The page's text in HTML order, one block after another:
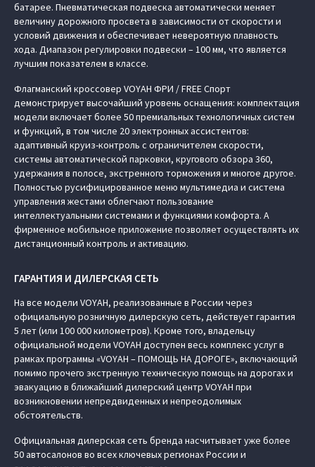
батарее. Пневматическая подвеска автоматически меняет
величину дорожного просвета в зависимости от скорости и
условий движения и обеспечивает невероятную плавность
хода. Диапазон регулировки подвески – 100 мм, что является
лучшим показателем в классе.
Флагманский кроссовер VOYAH ФРИ / FREE Спорт
демонстрирует высочайший уровень оснащения: комплектация
модели включает более 50 премиальных технологичных систем
и функций, в том числе 20 электронных ассистентов:
адаптивный круиз-контроль с ограничителем скорости,
системы автоматической парковки, кругового обзора 360,
удержания в полосе, экстренного торможения и многое другое.
Полностью русифицированное меню мультимедиа и система
управления жестами облегчают пользование
интеллектуальными системами и функциями комфорта. А
фирменное мобильное приложение позволяет осуществлять их
дистанционный контроль и активацию.
ГАРАНТИЯ И ДИЛЕРСКАЯ СЕТЬ
На все модели VOYAH, реализованные в России через
официальную розничную дилерскую сеть, действует гарантия
5 лет (или 100 000 километров). Кроме того, владельцу
официальной модели VOYAH доступен весь комплекс услуг в
рамках программы «VOYAH – ПОМОЩЬ НА ДОРОГЕ», включающий
помимо прочего экстренную техническую помощь на дорогах и
эвакуацию в ближайший дилерский центр VOYAH при
возникновении непредвиденных и непреодолимых
обстоятельств.
Официальная дилерская сеть бренда насчитывает уже более
50 автосалонов во всех ключевых регионах России и